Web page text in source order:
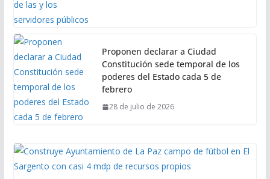
Proponen declarar a Ciudad
Constitución sede temporal de los
poderes del Estado cada 5 de
febrero
28 de julio de 2026